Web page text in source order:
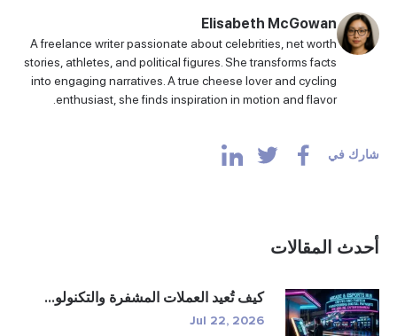
Elisabeth McGowan
A freelance writer passionate about celebrities, net worth
stories, athletes, and political figures. She transforms facts
into engaging narratives. A true cheese lover and cycling
enthusiast, she finds inspiration in motion and flavor.
شارك في
أحدث المقالات
كيف تُعيد العملات المشفرة والتكنولو...
Jul 22, 2026